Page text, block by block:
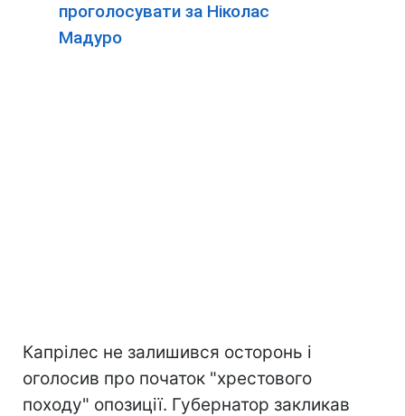
проголосувати за Ніколас
Мадуро
Капрілес не залишився осторонь і
оголосив про початок "хрестового
походу" опозиції. Губернатор закликав